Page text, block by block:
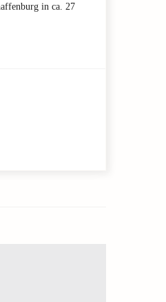
in ca. 27